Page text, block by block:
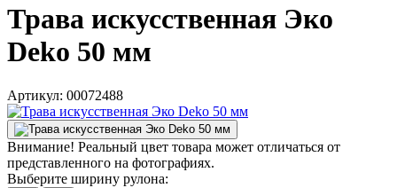
Трава искусственная Эко
Deko 50 мм
Артикул: 00072488
Внимание! Реальный цвет товара может отличаться от
представленного на фотографиях.
Выберите ширину рулона: